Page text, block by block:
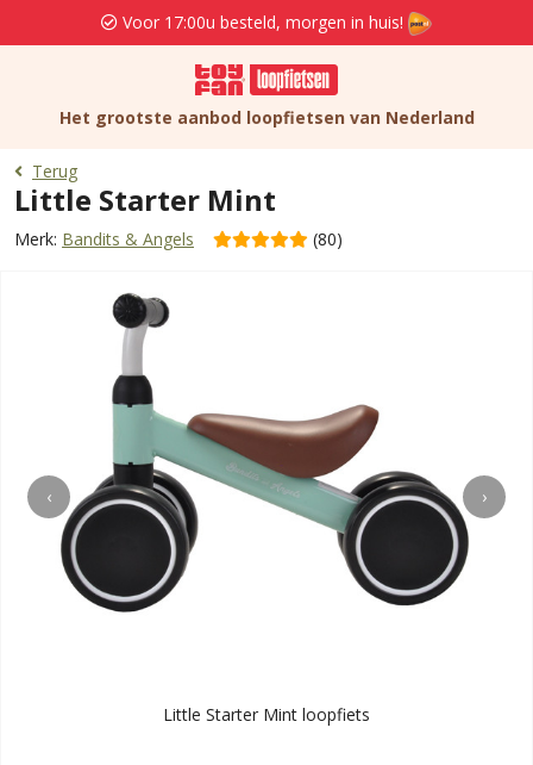
Voor 17:00u besteld, morgen in huis!
Het grootste aanbod loopfietsen van Nederland
Terug
Little Starter Mint
Merk: Bandits & Angels (80)
‹ ›
Little Starter Mint loopfiets